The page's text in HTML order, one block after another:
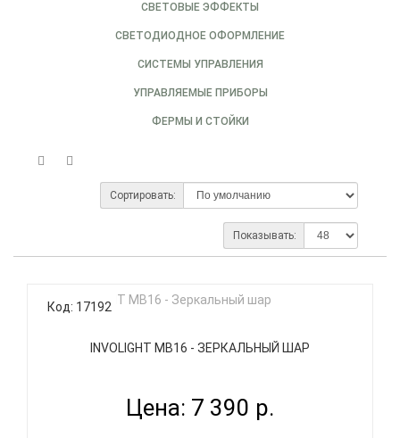
СВЕТОВЫЕ ЭФФЕКТЫ
СВЕТОДИОДНОЕ ОФОРМЛЕНИЕ
СИСТЕМЫ УПРАВЛЕНИЯ
УПРАВЛЯЕМЫЕ ПРИБОРЫ
ФЕРМЫ И СТОЙКИ
Сортировать:
Показывать:
Код: 17192
INVOLIGHT MB16 - ЗЕРКАЛЬНЫЙ ШАР
Цена: 7 390 р.